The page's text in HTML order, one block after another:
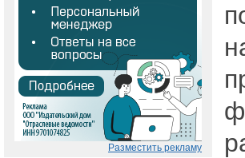
Разместить рекламу